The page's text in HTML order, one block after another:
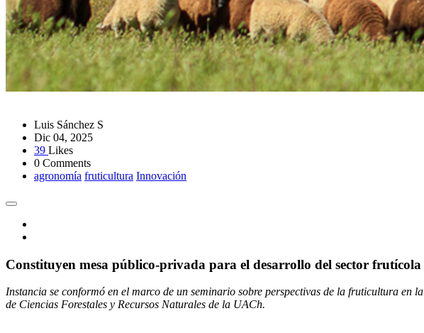
Luis Sánchez S
Dic 04, 2025
39 Likes
0 Comments
agronomía fruticultura Innovación
Constituyen mesa público-privada para el desarrollo del sector frutícola
Instancia se conformó en el marco de un seminario sobre perspectivas de la fruticultura
de Ciencias Forestales y Recursos Naturales de la UACh.